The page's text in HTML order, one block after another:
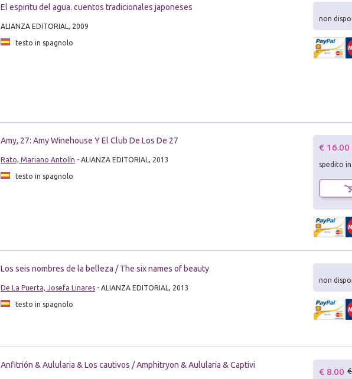
El espiritu del agua. cuentos tradicionales japoneses
ALIANZA EDITORIAL, 2009
testo in spagnolo
non
Amy, 27: Amy Winehouse Y El Club De Los De 27
Rato, Mariano Antolín - ALIANZA EDITORIAL, 2013
testo in spagnolo
€ 16.00
spedito
Los seis nombres de la belleza / The six names of beauty
De La Puerta, Josefa Linares- ALIANZA EDITORIAL, 2013
testo in spagnolo
non
Anfitrión & Aulularia & Los cautivos / Amphitryon & Aulularia & Captivi
€ 8.00